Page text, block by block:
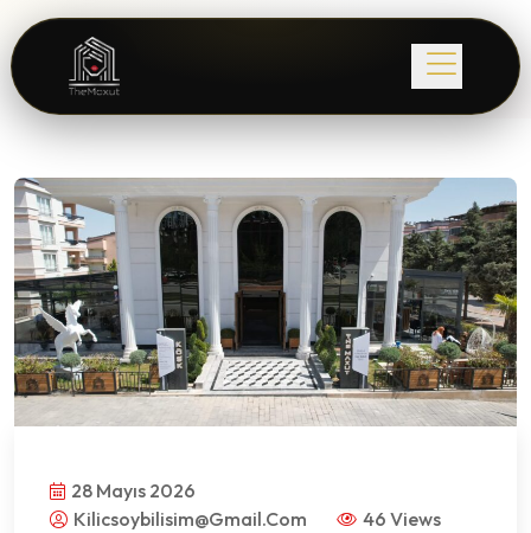
28 Mayıs 2026
Kilicsoybilisim@gmail.com
46 Views